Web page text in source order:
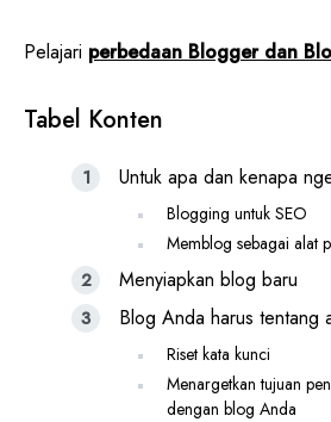
Pelajari perbedaan Blogger dan
Tabel Konten
Untuk apa dan kenapa
Blogging untuk SEO
Memblog sebagai alat
Menyiapkan blog baru
Blog Anda harus tentang
Riset kata kunci
Menargetkan tujuan
dengan blog Anda